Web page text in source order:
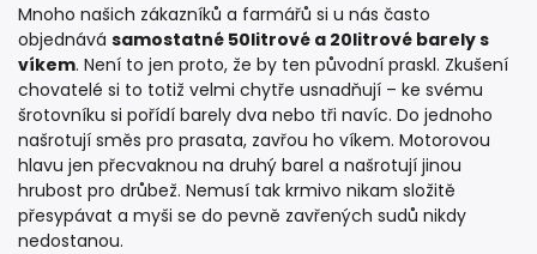
Mnoho našich zákazníků a farmářů si u nás často
objednává samostatné 50litrové a 20litrové barely s
víkem. Není to jen proto, že by ten původní praskl. Zkušení
chovatelé si to totiž velmi chytře usnadňují – ke svému
šrotovníku si pořídí barely dva nebo tři navíc. Do jednoho
našrotují směs pro prasata, zavřou ho víkem. Motorovou
hlavu jen přecvaknou na druhý barel a našrotují jinou
hrubost pro drůbež. Nemusí tak krmivo nikam složitě
přesypávat a myši se do pevně zavřených sudů nikdy
nedostanou.